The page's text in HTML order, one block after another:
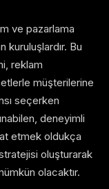
ve pazarlama
Bu
reklam
müşterilerine
seçerken
deneyimli
etmek oldukça
oluşturarak
olacaktır.